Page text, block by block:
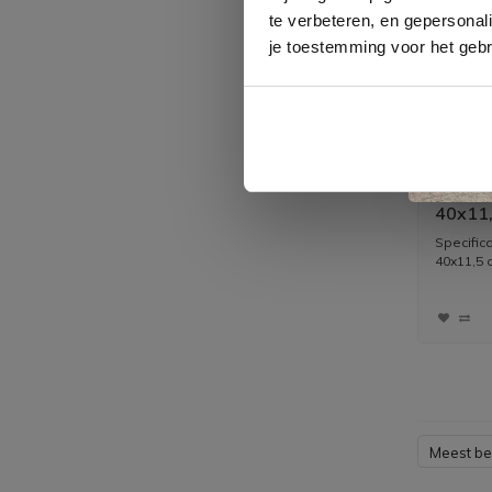
te verbeteren, en
je toestemming voor het
kraan
40x11,5
Meest